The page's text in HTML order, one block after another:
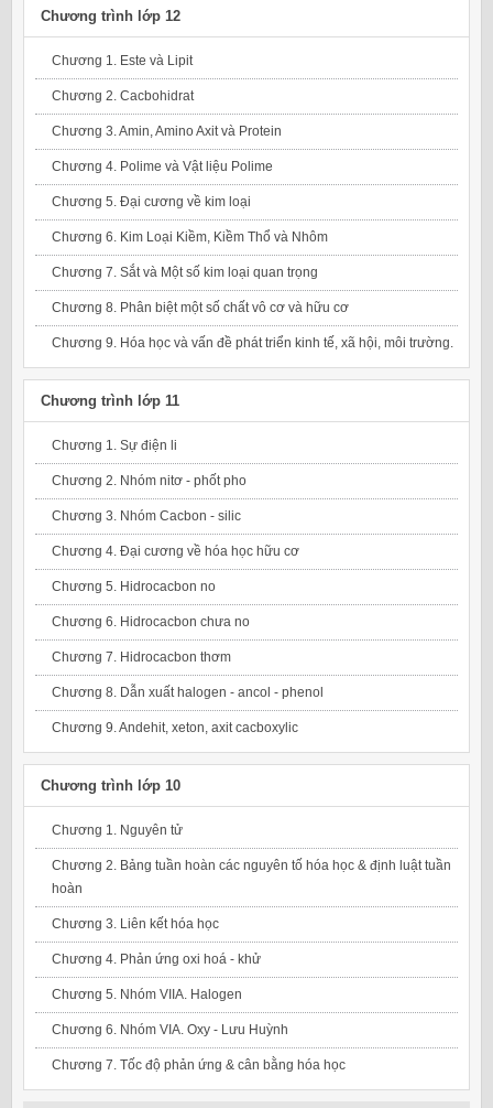
Chương trình lớp 12
Chương 1. Este và Lipit
Chương 2. Cacbohidrat
Chương 3. Amin, Amino Axit và Protein
Chương 4. Polime và Vật liệu Polime
Chương 5. Đại cương về kim loại
Chương 6. Kim Loại Kiềm, Kiềm Thổ và Nhôm
Chương 7. Sắt và Một số kim loại quan trọng
Chương 8. Phân biệt một số chất vô cơ và hữu cơ
Chương 9. Hóa học và vấn đề phát triển kinh tế, xã hội, môi trường.
Chương trình lớp 11
Chương 1. Sự điện li
Chương 2. Nhóm nitơ - phốt pho
Chương 3. Nhóm Cacbon - silic
Chương 4. Đại cương về hóa học hữu cơ
Chương 5. Hidrocacbon no
Chương 6. Hidrocacbon chưa no
Chương 7. Hidrocacbon thơm
Chương 8. Dẫn xuất halogen - ancol - phenol
Chương 9. Andehit, xeton, axit cacboxylic
Chương trình lớp 10
Chương 1. Nguyên tử
Chương 2. Bảng tuần hoàn các nguyên tố hóa học & định luật tuần
hoàn
Chương 3. Liên kết hóa học
Chương 4. Phản ứng oxi hoá - khử
Chương 5. Nhóm VIIA. Halogen
Chương 6. Nhóm VIA. Oxy - Lưu Huỳnh
Chương 7. Tốc độ phản ứng & cân bằng hóa học